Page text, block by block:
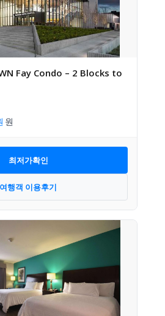
Fay Condo – 2 Blocks to
최저가확인
여행객 이용후기